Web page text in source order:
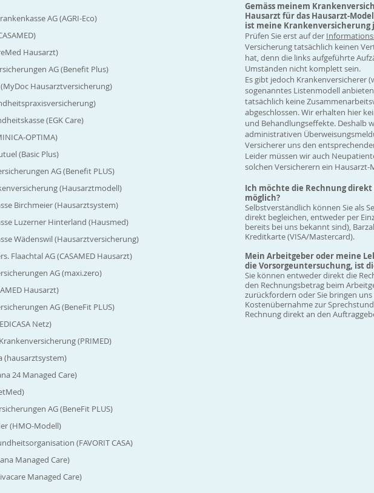
AG (AGRI-Eco)
Hausarzt)
AG (Benefit Plus)
Hausarztversicherung)
(EGK Care)
OPTIMA)
(Basic Plus)
AG (Benefit PLUS)
(Hausarztmodell)
Birchmeier (Hausarztsystem)
Luzerner Hinterland (Hausmed)
Wädenswil (Hausarztversicherung)
Flaachtal AG (CASAMED Hausarzt)
AG (maxi.zero)
Hausarzt)
AG (BeneFit PLUS)
Netz)
(PRIMED)
(hausarztsystem)
24 Managed Care)
AG (BeneFit PLUS)
(HMO-Modell)
(FAVORIT CASA)
Managed Care)
Managed Care)
Gemäss meinem
Hausarzt für das Hausarzt-
ist meine
Prüfen Sie erst auf der
Versicherung tatsächlich keinen
hat, denn die links aufgeführte
Umständen nicht komplett sein.
Es gibt jedoch Krankenversicherer
sogenanntes Listenmodell
tatsächlich keine
abgeschlossen. Wir erhalten hier
und Behandlungseffekte. Deshalb
administrativen
Versicherer uns den
Leider müssen wir auch
solchen Versicherern ein
​Ich möchte die Rechnung
möglich?
Selbstverständlich können Sie als
direkt begleichen, entweder per
bereits bei uns bekannt sind),
Kreditkarte (VISA/Mastercard).
Mein Arbeitgeber oder meine
die Vorsorgeuntersuchung, ist
Sie können entweder direkt die
den Rechnungsbetrag beim
zurückfordern oder Sie bringen
Kostenübernahme zur
Rechnung direkt an den